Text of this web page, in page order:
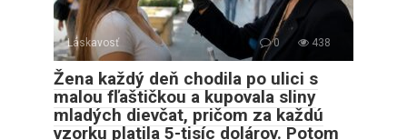
Láskavosť 0 438
Žena každý deň chodila po ulici s
malou fľaštičkou a kupovala sliny
mladých dievčat, pričom za každú
vzorku platila 5-tisíc dolárov. Potom